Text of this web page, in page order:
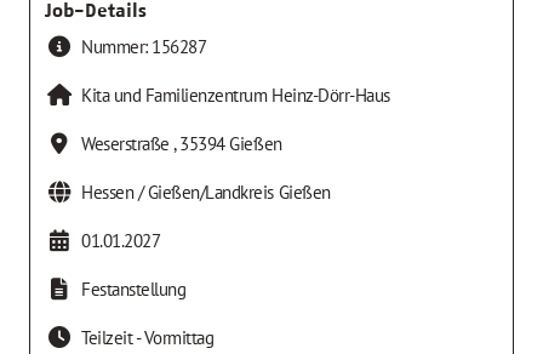
Job-Details
Nummer: 156287
Kita und Familienzentrum Heinz-Dörr-Haus
Weserstraße,35394Gießen
Hessen / Gießen/Landkreis Gießen
01.01.2027
Festanstellung
Teilzeit - Vormittag